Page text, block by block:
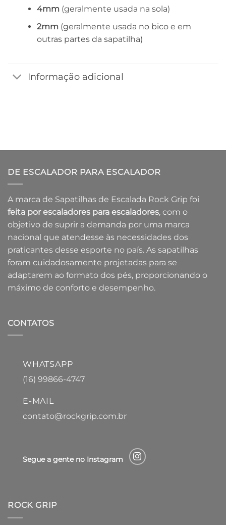
4mm (geralmente usada na sola)
2mm (geralmente usada no bico e em
outras partes da sapatilha)
Informação adicional
DE ESCALADOR PARA ESCALADOR
A marca de Sapatilhas de Escalada Rock Grip foi
feita por escaladores para escaladores, com o
objetivo de suprir a demanda por uma marca
nacional que atendesse às necessidades dos
praticantes desse esporte no país. As sapatilhas
foram cuidadosamente projetadas para se
adaptarem ao formato dos pés, proporcionando o
máximo de conforto e desempenho.
CONTATOS
WHATSAPP
(16) 99866-4747
E-MAIL
contato@rockgrip.com.br
Segue a gente no Instagram
ROCK GRIP